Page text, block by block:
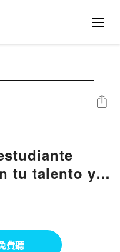
tu talento y
las clases.
分享
費聽